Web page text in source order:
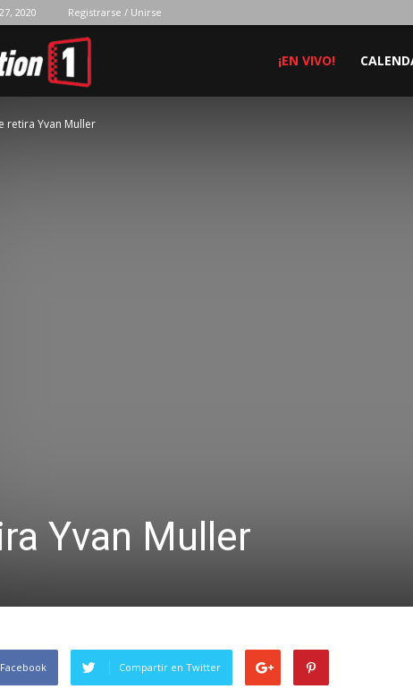
2020 Registrarse / Unirse
Position
¡EN VIVO!
retira Yvan Muller
Yvan Muller
Compartir en Twitter